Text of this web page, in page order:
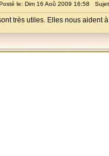
le: Dim 16 Aoû 2009 16:58
très utiles. Elles nous aident